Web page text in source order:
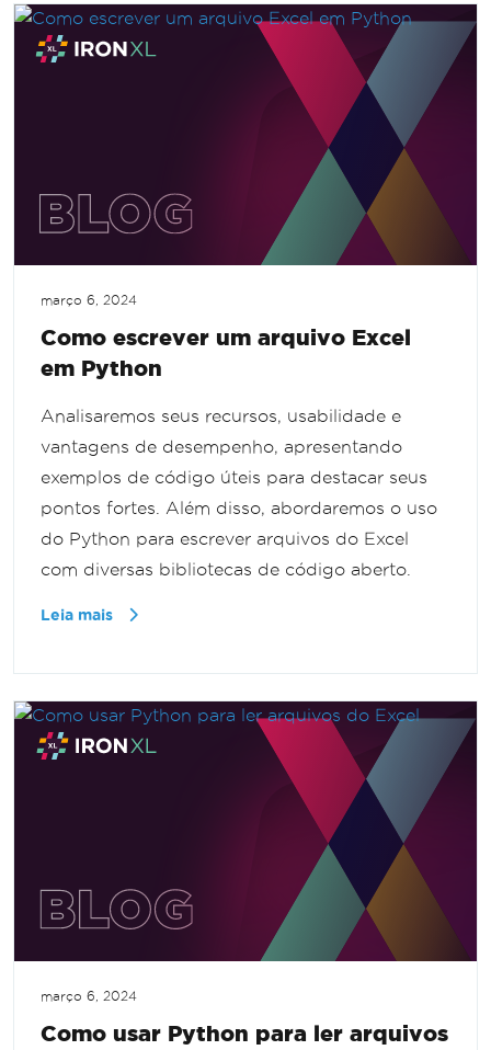
março 6, 2024
Como escrever um arquivo Excel
em Python
Analisaremos seus recursos, usabilidade e
vantagens de desempenho, apresentando
exemplos de código úteis para destacar seus
pontos fortes. Além disso, abordaremos o uso
do Python para escrever arquivos do Excel
com diversas bibliotecas de código aberto.
Leia mais
março 6, 2024
Como usar Python para ler arquivos